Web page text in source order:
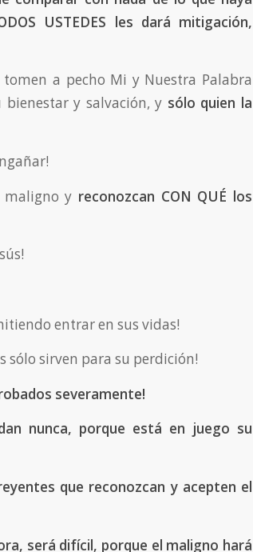
USTEDES les dará mitigación,
a pecho Mi y Nuestra Palabra
bienestar y salvación, y sólo quien la
maligno y reconozcan CON QUÉ los
entrar en sus vidas!
sólo sirven para su perdición!
severamente!
nunca, porque está en juego su
que reconozcan y acepten el
será difícil, porque el maligno hará